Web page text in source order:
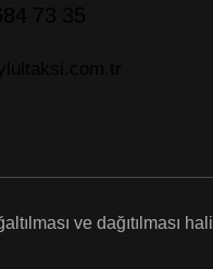
ve dağıtılması